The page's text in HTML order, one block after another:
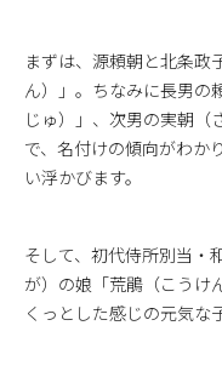
まずは、源頼朝と北条政
ん）」。ちなみに長男の
じゅ）」、次男の実朝（
で、名付けの傾向がわか
い浮かびます。
そして、初代侍所別当・
が）の娘「荒鵑（こうけ
くっとした感じの元気な